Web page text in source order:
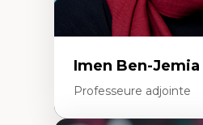
Imen Ben-Jemia
Professeure adjointe